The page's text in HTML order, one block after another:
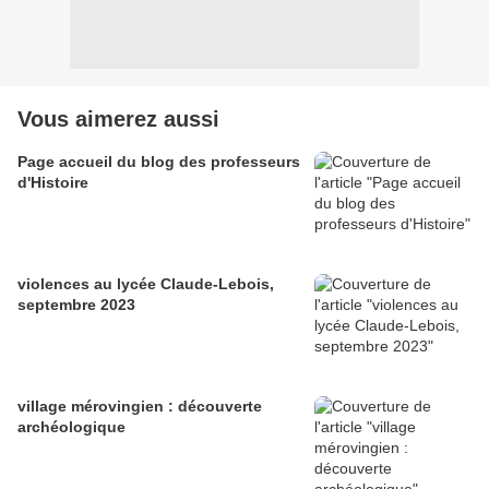
Vous aimerez aussi
Page accueil du blog des professeurs
d'Histoire
violences au lycée Claude-Lebois,
septembre 2023
village mérovingien : découverte
archéologique